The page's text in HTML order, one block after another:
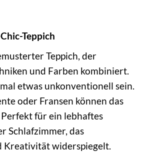
Teppich
Teppich, der
und Farben kombiniert.
etwas unkonventionell sein.
oder Fransen können das
für ein lebhaftes
Schlafzimmer, das
widerspiegelt.